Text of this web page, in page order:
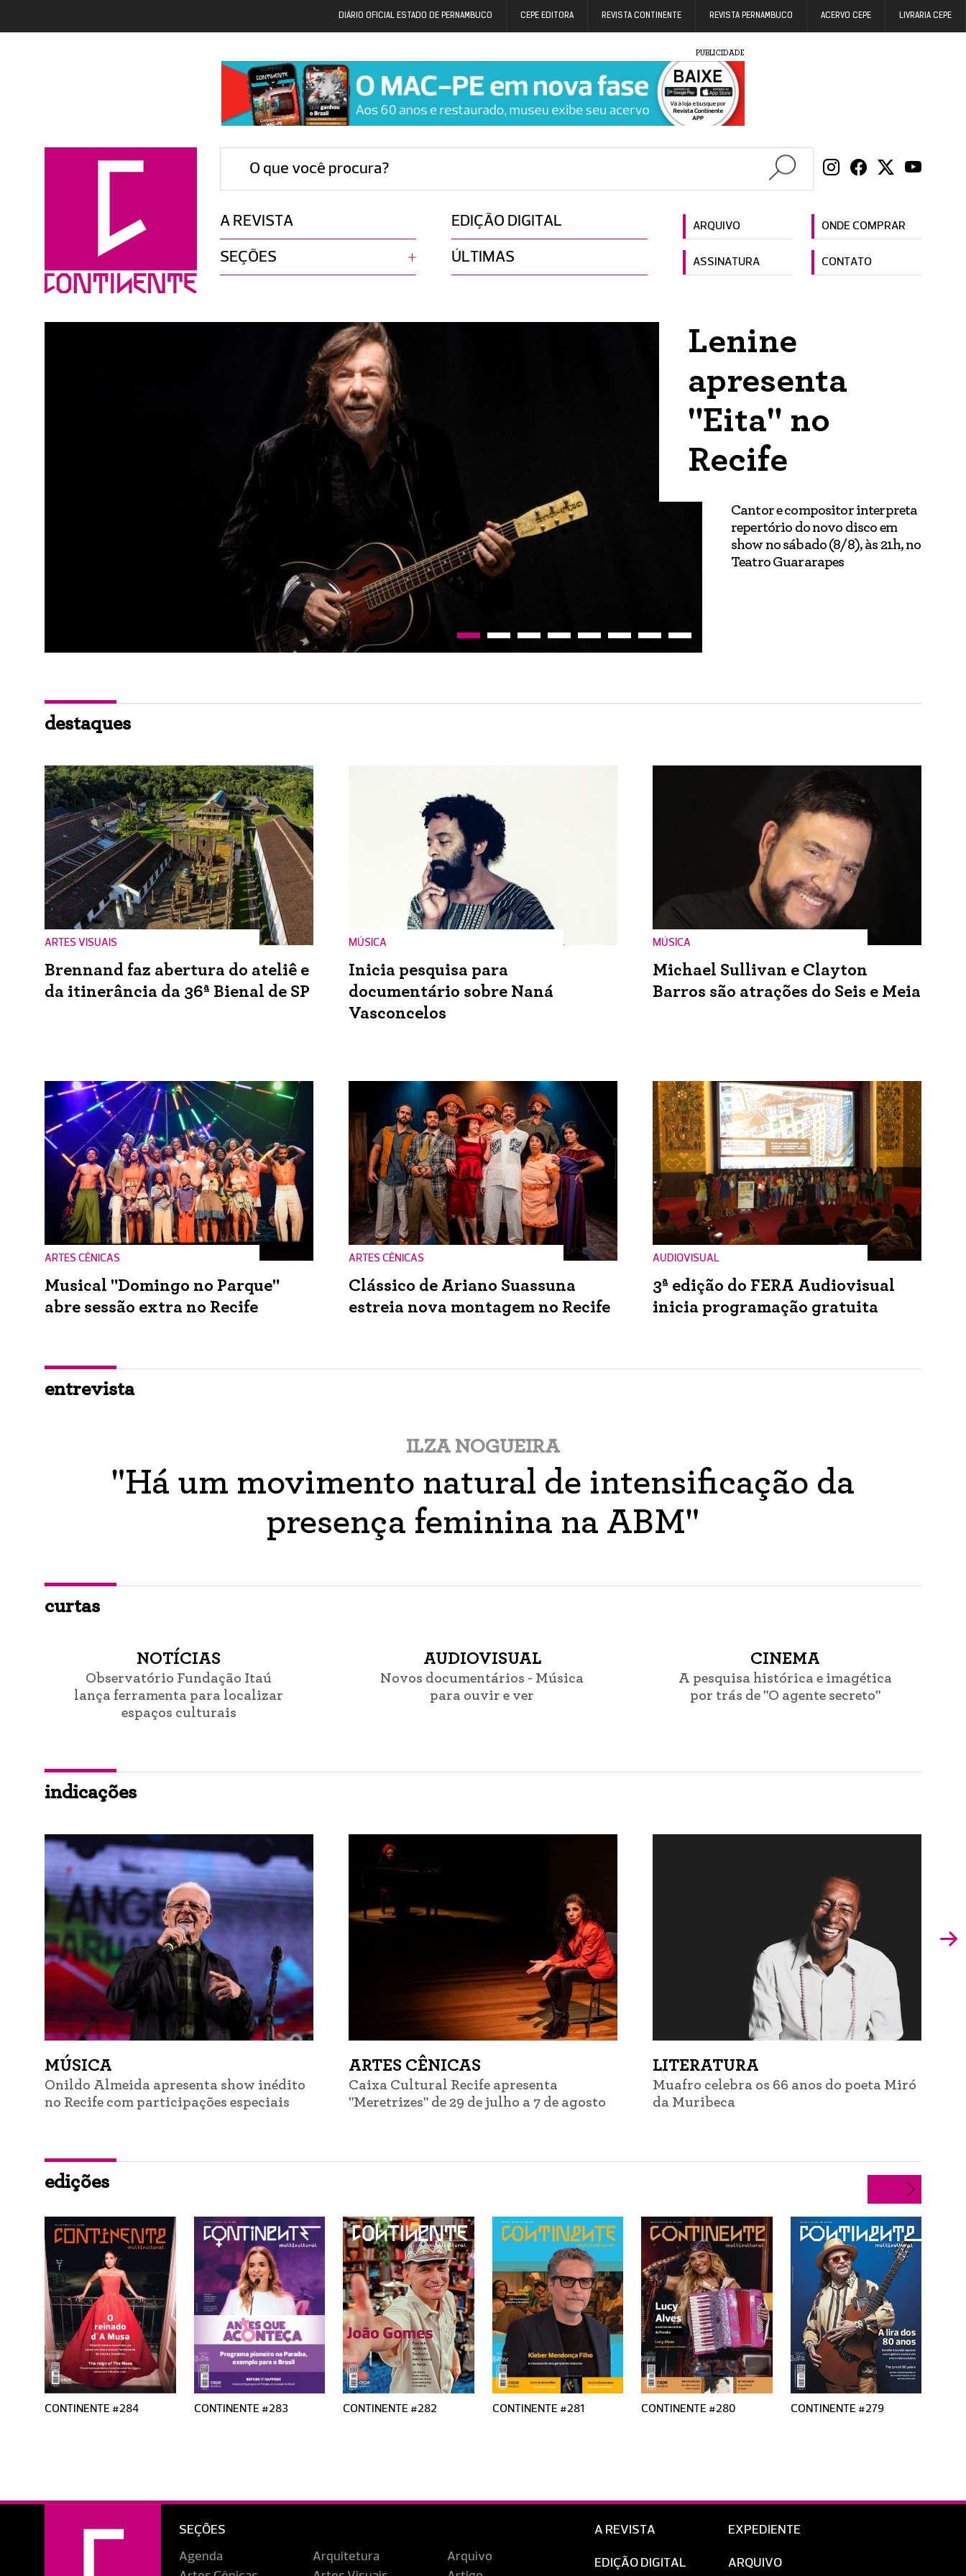
DIÁRIO OFICIAL ESTADO DE PERNAMBUCO CEPE EDITORA REVISTA CONTINENTE REVISTA PERNAMBUCO ACERVO CEPE LIVRARIA CEPE
PUBLICIDADE
O que você procura?
A REVISTA EDIÇÃO DIGITAL ARQUIVO ONDE COMPRAR
SEÇÕES ÚLTIMAS ASSINATURA CONTATO
Lenine
apresenta
"Eita" no
Recife
Cantor e compositor interpreta
repertório do novo disco em
show no sábado (8/8), às 21h, no
Teatro Guararapes
destaques
ARTES VISUAIS
Brennand faz abertura do ateliê e
da itinerância da 36ª Bienal de SP
MÚSICA
Inicia pesquisa para
documentário sobre Naná
Vasconcelos
MÚSICA
Michael Sullivan e Clayton
Barros são atrações do Seis e Meia
ARTES CÊNICAS
Musical "Domingo no Parque"
abre sessão extra no Recife
ARTES CÊNICAS
Clássico de Ariano Suassuna
estreia nova montagem no Recife
AUDIOVISUAL
3ª edição do FERA Audiovisual
inicia programação gratuita
entrevista
ILZA NOGUEIRA
"Há um movimento natural de intensificação da
presença feminina na ABM"
curtas
NOTÍCIAS
Observatório Fundação Itaú
lança ferramenta para localizar
espaços culturais
AUDIOVISUAL
Novos documentários - Música
para ouvir e ver
CINEMA
A pesquisa histórica e imagética
por trás de "O agente secreto"
indicações
MÚSICA
Onildo Almeida apresenta show inédito
no Recife com participações especiais
ARTES CÊNICAS
Caixa Cultural Recife apresenta
"Meretrizes" de 29 de julho a 7 de agosto
LITERATURA
Muafro celebra os 66 anos do poeta Miró
da Muribeca
edições
CONTINENTE #284 CONTINENTE #283 CONTINENTE #282 CONTINENTE #281 CONTINENTE #280 CONTINENTE #279
SEÇÕES
Agenda Arquitetura
Arquivo
A REVISTA
EDIÇÃO DIGITAL
EXPEDIENTE
ARQUIVO